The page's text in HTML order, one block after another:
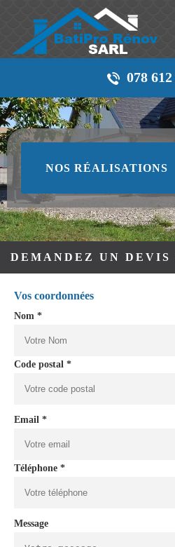
078
NOS RÉALISATIONS
DEMANDEZ UN DEVIS
Vos coordonnées
Nom *
Code postal *
Email *
Téléphone *
Message